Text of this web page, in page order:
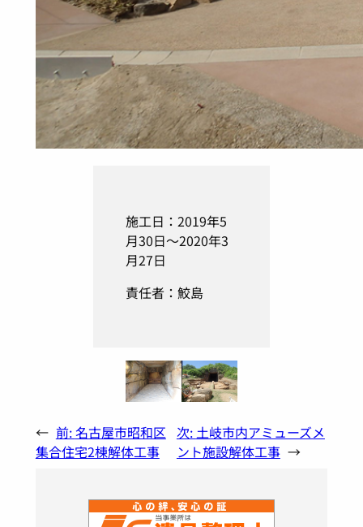
施工日：2019年5
月30日～2020年3
月27日
責任者：鮫島
← 前:名古屋市昭和区
集合住宅2棟解体工事
次:土岐市内アミューズメ
ント施設解体工事 →